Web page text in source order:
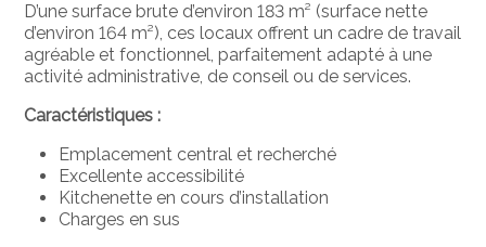
D’une surface brute d’environ 183 m² (surface nette
d’environ 164 m²), ces locaux offrent un cadre de travail
agréable et fonctionnel, parfaitement adapté à une
activité administrative, de conseil ou de services.
Caractéristiques :
Emplacement central et recherché
Excellente accessibilité
Kitchenette en cours d’installation
Charges en sus